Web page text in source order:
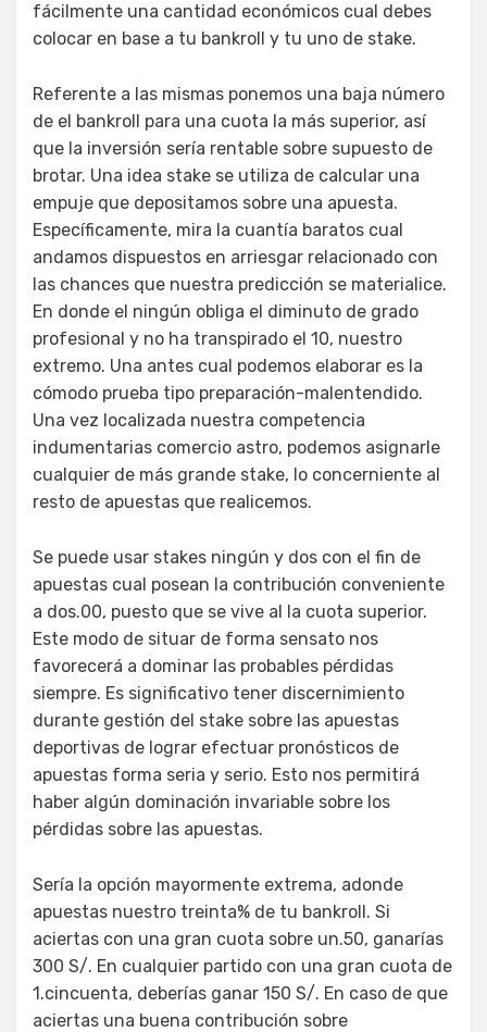
fácilmente una cantidad económicos cual debes
colocar en base a tu bankroll y tu uno de stake.
Referente a las mismas ponemos una baja número
de el bankroll para una cuota la más superior, así
que la inversión sería rentable sobre supuesto de
brotar. Una idea stake se utiliza de calcular una
empuje que depositamos sobre una apuesta.
Específicamente, mira la cuantía baratos cual
andamos dispuestos en arriesgar relacionado con
las chances que nuestra predicción se materialice.
En donde el ningún obliga el diminuto de grado
profesional y no ha transpirado el 10, nuestro
extremo. Una antes cual podemos elaborar es la
cómodo prueba tipo preparación-malentendido.
Una vez localizada nuestra competencia
indumentarias comercio astro, podemos asignarle
cualquier de más grande stake, lo concerniente al
resto de apuestas que realicemos.
Se puede usar stakes ningún y dos con el fin de
apuestas cual posean la contribución conveniente
a dos.00, puesto que se vive al la cuota superior.
Este modo de situar de forma sensato nos
favorecerá a dominar las probables pérdidas
siempre. Es significativo tener discernimiento
durante gestión del stake sobre las apuestas
deportivas de lograr efectuar pronósticos de
apuestas forma seria y serio. Esto nos permitirá
haber algún dominación invariable sobre los
pérdidas sobre las apuestas.
Serí­a la opción mayormente extrema, adonde
apuestas nuestro treinta% de tu bankroll. Si
aciertas con una gran cuota sobre un.50, ganarías
300 S/. En cualquier partido con una gran cuota de
1.cincuenta, deberías ganar 150 S/. En caso de que
aciertas una buena contribución sobre